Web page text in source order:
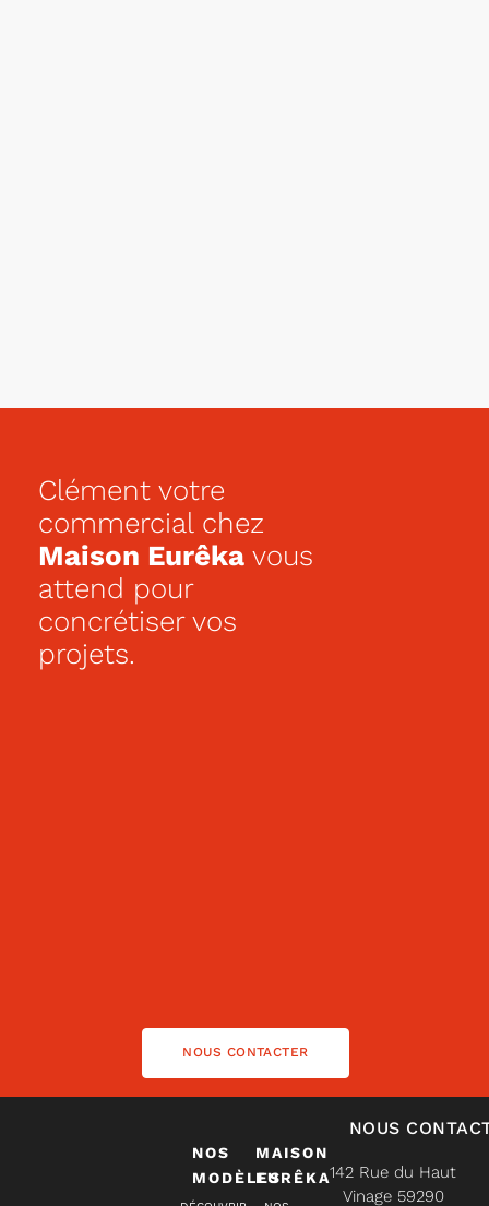
Clément votre
commercial chez
Maison Eurêka vous
attend pour
concrétiser vos
projets.
NOUS CONTACTER
NOS
MODÈLES
MAISON
EURÊKA
NOUS
142 Rue du Haut
Vinage 59290